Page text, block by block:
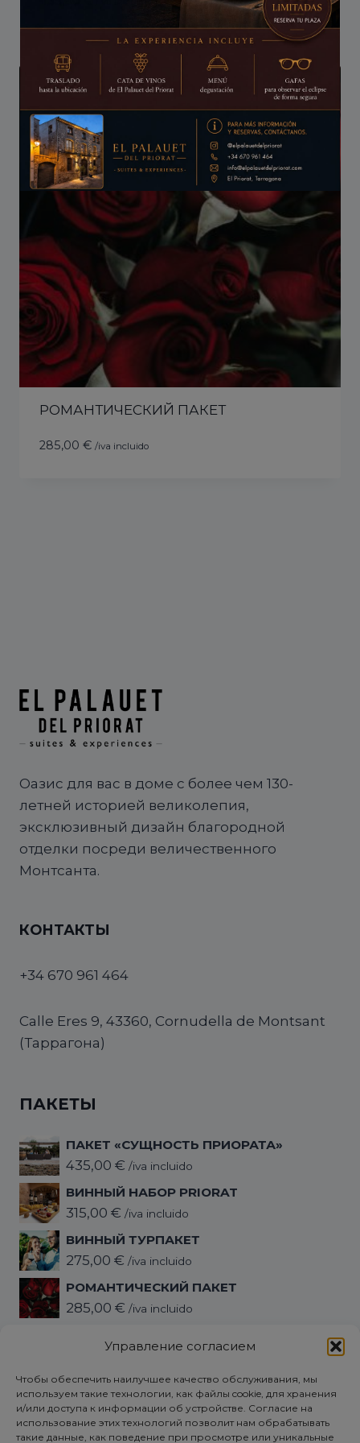
Управление согласием
Чтобы обеспечить наилучшее качество обслуживания, мы
используем такие технологии, как файлы cookie, для хранения
и/или доступа к информации об устройстве. Согласие на
использование этих технологий позволит нам обрабатывать
такие данные, как поведение при просмотре или уникальные
РОМАНТИЧЕСКИЙ ПАКЕТ
285,00 € /iva incluido
Оазис для вас в доме с более чем 130-
летней историей великолепия,
эксклюзивный дизайн благородной
отделки посреди величественного
Монтсанта.
КОНТАКТЫ
+34 670 961 464
Calle Eres 9, 43360, Cornudella de Montsant
(Таррагона)
ПАКЕТЫ
ПАКЕТ «СУЩНОСТЬ ПРИОРАТА»
435,00 € /iva incluido
ВИННЫЙ НАБОР PRIORAT
315,00 € /iva incluido
ВИННЫЙ ТУРПАКЕТ
275,00 € /iva incluido
РОМАНТИЧЕСКИЙ ПАКЕТ
285,00 € /iva incluido
345,00 €
Политика конфиденциальности
ЮРИДИЧЕСКОЕ ПРЕДУПРЕЖДЕНИЕ
Он будет закрыт в 15секунд